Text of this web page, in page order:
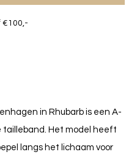
in Rhubarb is een A-
tailleband. Het model heeft
langs het lichaam voor